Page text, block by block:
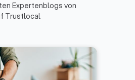
Expertenblogs von
Trustlocal